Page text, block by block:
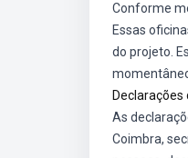
Conforme
Essas
do projeto.
As
Coimbra,